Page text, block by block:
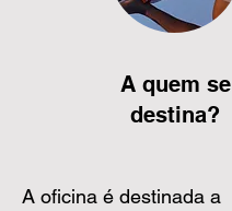
A quem se
destina?
A oficina é destinada a